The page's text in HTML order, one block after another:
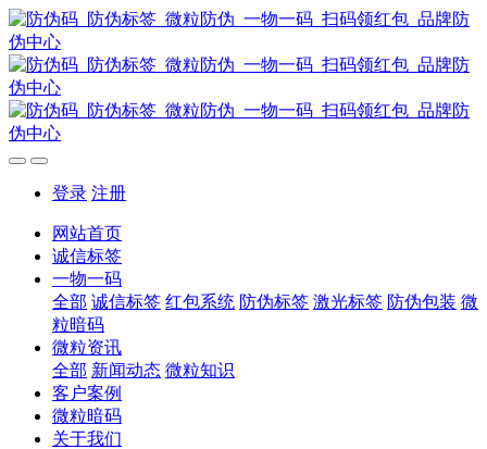
登录 注册
网站首页
诚信标签
一物一码
全部 诚信标签 红包系统 防伪标签 激光标签 防伪包装 微
粒暗码
微粒资讯
全部 新闻动态 微粒知识
客户案例
微粒暗码
关于我们